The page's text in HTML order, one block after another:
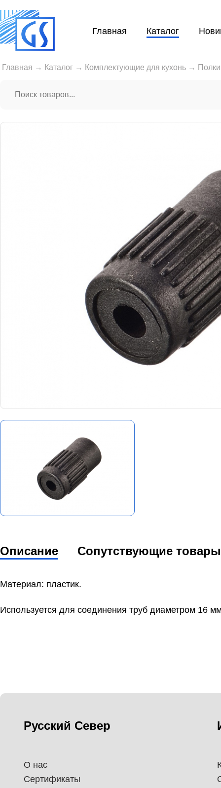
Главная Каталог
Главная → Каталог → Комплектующие для кухонь →
Описание Сопутствующие товары
Материал: пластик.
Используется для соединения труб диаметром 16
Русский Север
О нас
Сертификаты